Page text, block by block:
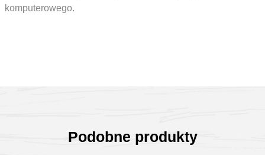
komputerowego.
Podobne produkty